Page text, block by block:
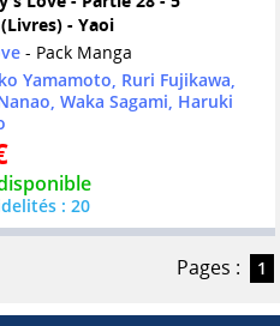
- Yaoi
- Pack Manga
Yamamoto, Ruri Fujikawa,
Waka Sagami, Haruki
: 20
Pages : 1